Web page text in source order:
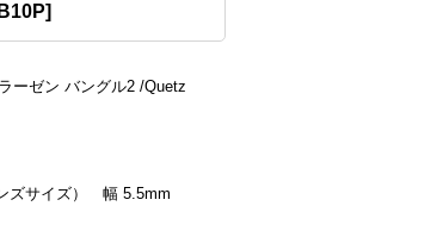
]
ーゼン バングル2 /Quetz
ズサイズ） 幅 5.5mm